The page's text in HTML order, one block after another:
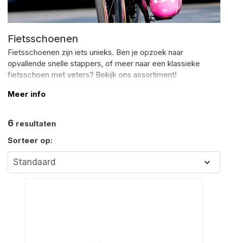
Fietsschoenen
Fietsschoenen zijn iets unieks. Ben je opzoek naar
opvallende snelle stappers, of meer naar een klassieke
fietsschoen met veters? Bekijk ons assortiment!
Meer info
6 resultaten
Sorteer op: